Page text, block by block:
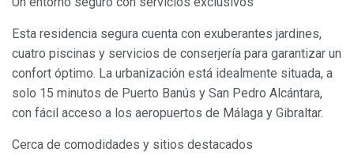
Esta residencia segura cuenta con exuberantes jardines,
cuatro piscinas y servicios de conserjería para garantizar un
confort óptimo. La urbanización está idealmente situada, a
solo 15 minutos de Puerto Banús y San Pedro Alcántara,
con fácil acceso a los aeropuertos de Málaga y Gibraltar.
Cerca de comodidades y sitios destacados